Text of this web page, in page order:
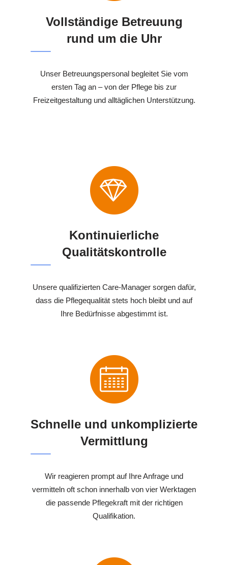
Vollständige Betreuung
rund um die Uhr
Unser Betreuungspersonal begleitet Sie vom
ersten Tag an – von der Pflege bis zur
Freizeitgestaltung und alltäglichen Unterstützung.
Kontinuierliche
Qualitätskontrolle
Unsere qualifizierten Care-Manager sorgen dafür,
dass die Pflegequalität stets hoch bleibt und auf
Ihre Bedürfnisse abgestimmt ist.
Schnelle und unkomplizierte
Vermittlung
Wir reagieren prompt auf Ihre Anfrage und
vermitteln oft schon innerhalb von vier Werktagen
die passende Pflegekraft mit der richtigen
Qualifikation.